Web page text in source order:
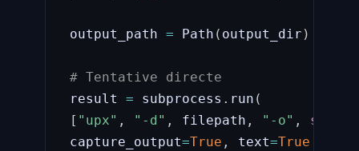
output_path = Path ( output_dir )
# Tentative directe
result = subprocess . run (
[ "upx" , "-d" , filepath , "-o" , str
capture_output=True , text=True